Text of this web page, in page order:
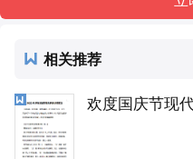
相关推荐
欢度国庆节现